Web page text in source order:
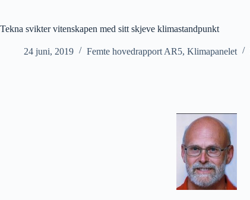
Tekna svikter vitenskapen med sitt skjeve klimastandpunkt
24 juni, 2019 Femte hovedrapport AR5, Klimapanelet